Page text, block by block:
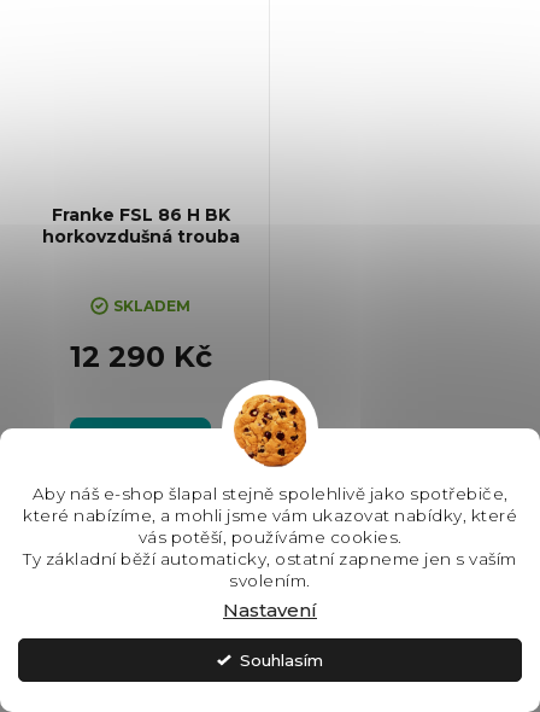
Aby náš e-shop šlapal stejně spolehlivě jako spotřebiče,
které nabízíme, a mohli jsme vám ukazovat nabídky, které
vás potěší, používáme cookies.
Ty základní běží automaticky, ostatní zapneme jen s vaším
svolením.
Nastavení
Souhlasím
Franke FSL 86 H BK
horkovzdušná trouba
SKLADEM
12 290 Kč
#type1-A#! Horkovzdušná
trouba, Barva: Černá,
Energetická třída: A, Čištění:
Parní, Vnitřní objem: 71 l, Max.
(VxŠxH):595x595x570 mm, Počet
skel ve dvířkách: 2